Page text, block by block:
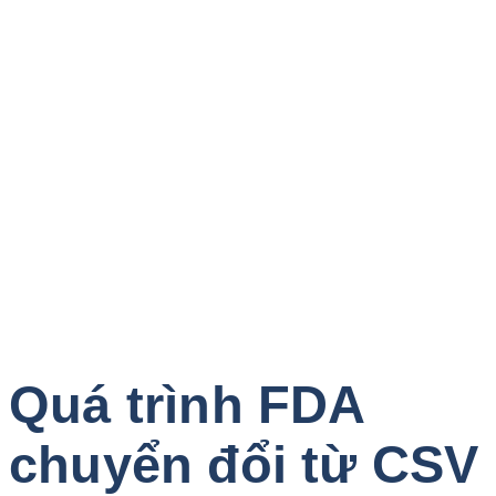
Quá trình FDA
chuyển đổi từ CSV